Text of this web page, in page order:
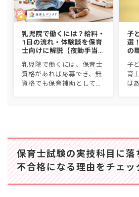
が行われ、全科目合格すると二次試験の
実技試
乳児院で働くには？給料・
1日の流れ・体験談を保育
士向けに解説【夜勤手当込
乳児院で働くには、保育士
資格があれば応募でき、無
資格でも保育補助として働
子
選
の
子
育
は
介
保育士試験の実技科目に落
不合格になる理由をチェッ